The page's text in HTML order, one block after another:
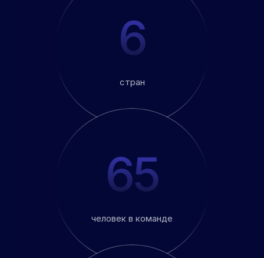
стран
6
человек в команде
65